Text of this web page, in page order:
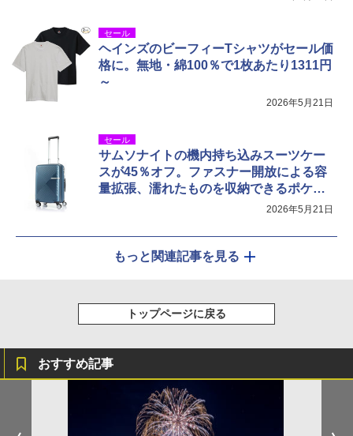
セール
ヘインズのビーフィーTシャツがセール価
格に。無地・綿100％で1枚あたり1311円
～
2026年5月21日
セール
サムソナイトの機内持ち込みスーツケー
スが45％オフ。ファスナー開放による容
量拡張、濡れたものを収納できるポケッ
2026年5月21日
もっと関連記事を見る
トップページに戻る
おすすめ記事